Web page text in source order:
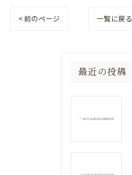
< 前のページ 一覧に戻る
最近の投稿